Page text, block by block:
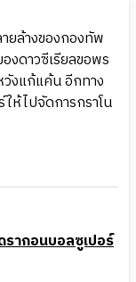
ยล้างของกองทัพ
งดาวซีเรียลขอพร
งแก้แค้น อีกทาง
ห้ไปจัดการกราโน
ากอนบอลซูเปอร์